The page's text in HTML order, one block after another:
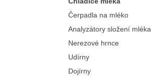
Čerpadla na mléko
Analyzátory složení mléka
Nerezové hrnce
Udírny
Dojírny